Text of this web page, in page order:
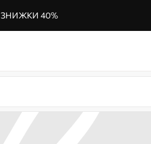
ЗНИЖКИ 40%